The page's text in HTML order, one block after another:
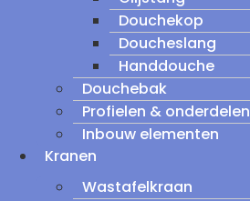
Douchekop
Doucheslang
Handdouche
Douchebak
Profielen & onderdelen
Inbouw elementen
Kranen
Wastafelkraan